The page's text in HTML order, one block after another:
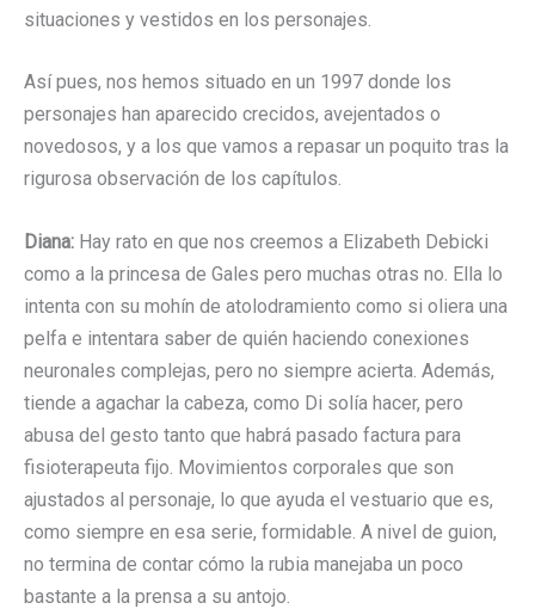
situaciones y vestidos en los personajes.
Así pues, nos hemos situado en un 1997 donde los
personajes han aparecido crecidos, avejentados o
novedosos, y a los que vamos a repasar un poquito tras la
rigurosa observación de los capítulos.
Diana: Hay rato en que nos creemos a Elizabeth Debicki
como a la princesa de Gales pero muchas otras no. Ella lo
intenta con su mohín de atolodramiento como si oliera una
pelfa e intentara saber de quién haciendo conexiones
neuronales complejas, pero no siempre acierta. Además,
tiende a agachar la cabeza, como Di solía hacer, pero
abusa del gesto tanto que habrá pasado factura para
fisioterapeuta fijo. Movimientos corporales que son
ajustados al personaje, lo que ayuda el vestuario que es,
como siempre en esa serie, formidable. A nivel de guion,
no termina de contar cómo la rubia manejaba un poco
bastante a la prensa a su antojo.